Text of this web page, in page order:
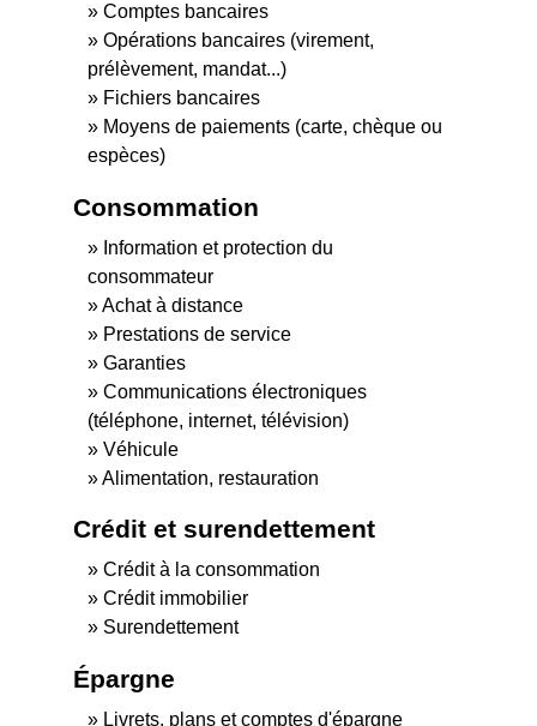
Comptes bancaires
Opérations bancaires (virement,
prélèvement, mandat...)
Fichiers bancaires
Moyens de paiements (carte, chèque ou
espèces)
Consommation
Information et protection du
consommateur
Achat à distance
Prestations de service
Garanties
Communications électroniques
(téléphone, internet, télévision)
Véhicule
Alimentation, restauration
Crédit et surendettement
Crédit à la consommation
Crédit immobilier
Surendettement
Épargne
Livrets, plans et comptes d'épargne